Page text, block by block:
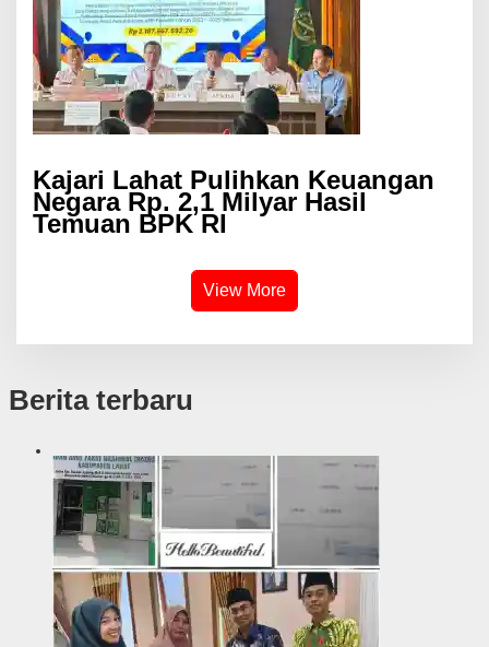
Kajari Lahat Pulihkan Keuangan
Negara Rp. 2,1 Milyar Hasil
Temuan BPK RI
View More
Berita terbaru